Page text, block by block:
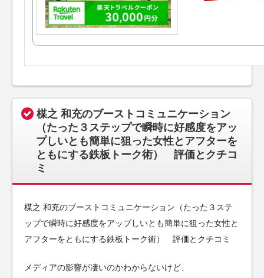
楳之 和充のブーストコミュニケーション
（たった３ステップで瞬時に好感度をアッ
プしいとも簡単に狙った女性とアフターを
ともにする鉄板トーク術） 評価とクチコ
ミ
楳之 和充のブーストコミュニケーション（たった３ステ
ップで瞬時に好感度をアップしいとも簡単に狙った女性と
アフターをともにする鉄板トーク術） 評価とクチコミ
メディアの影響が凄いのかわからないけど、